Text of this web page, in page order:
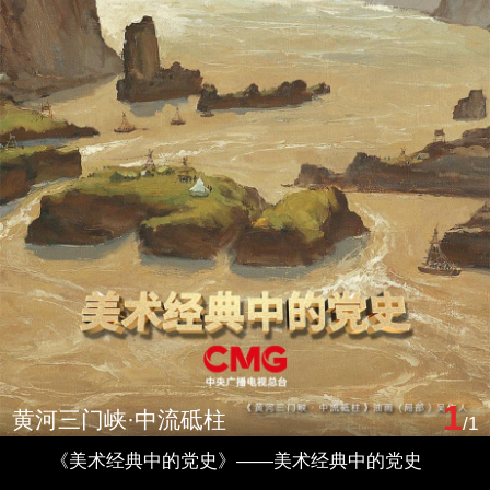
黄河三门峡·中流砥柱 1/1
《美术经典中的党史》——美术经典中的党史